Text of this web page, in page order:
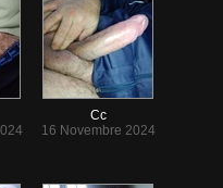
Cc
16 Novembre 2024